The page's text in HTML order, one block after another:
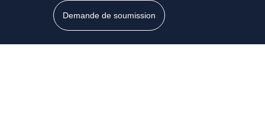
Demande de soumission